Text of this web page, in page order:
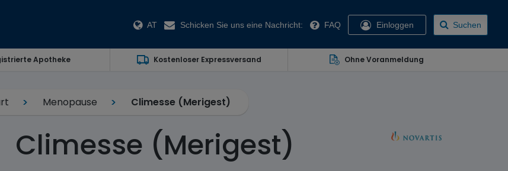
AT Schicken Sie uns eine Nachricht: FAQ Einloggen Suchen
Apotheke Kostenloser Expressversand Ohne Voranmeldung
Menopause Climesse (Merigest)
Climesse (Merigest)